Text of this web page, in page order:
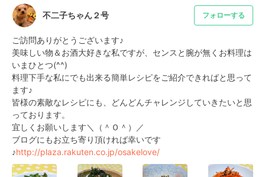
不二子ちゃん２号 フォローする
ご訪問ありがとうございます♪
美味しい物＆お酒大好きな私ですが、センスと腕が無くお料理は
いまひとつ(^^)
料理下手な私にでも出来る簡単レシピをご紹介できればと思って
ます♪
皆様の素敵なレシピにも、どんどんチャレンジしていきたいと思
っております。
宜しくお願いします＼（＾Ｏ＾）／
ブログにもお立ち寄り頂ければ幸いです
♪http://plaza.rakuten.co.jp/osakelove/